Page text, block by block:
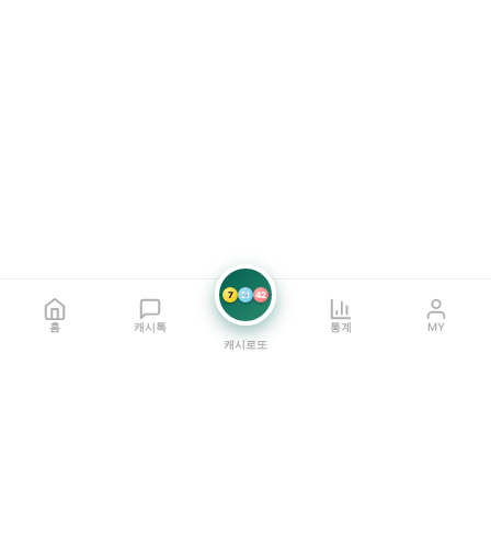
홈 캐시톡
7 21 42
캐시로또
통계 MY